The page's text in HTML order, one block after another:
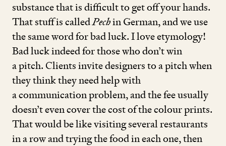
substance that is difficult to get off your hands.
That stuff is calledPechin German, and we use
the same word for bad luck. I love etymology!
Bad luck indeed for those who don’t win
a pitch. Clients invite designers to a pitch when
they think they need help with
a communication problem, and the fee usually
doesn’t even cover the cost of the colour prints.
That would be like visiting several restaurants
in a row and trying the food in each one, then